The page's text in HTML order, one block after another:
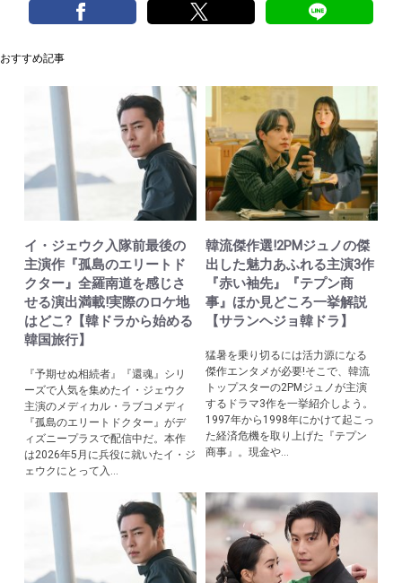
おすすめ記事
イ・ジェウク入隊前最後の
主演作『孤島のエリートド
クター』全羅南道を感じさ
せる演出満載!実際のロケ地
はどこ?【韓ドラから始める
韓国旅行】
『予期せぬ相続者』『還魂』シリ
ーズで人気を集めたイ・ジェウク
主演のメディカル・ラブコメディ
『孤島のエリートドクター』がデ
ィズニープラスで配信中だ。本作
は2026年5月に兵役に就いたイ・ジ
ェウクにとって入...
韓流傑作選!2PMジュノの傑
出した魅力あふれる主演3作
『赤い袖先』『テプン商
事』ほか見どころ一挙解説
【サランヘジョ韓ドラ】
猛暑を乗り切るには活力源になる
傑作エンタメが必要!そこで、韓流
トップスターの2PMジュノが主演
するドラマ3作を一挙紹介しよう。
1997年から1998年にかけて起こっ
た経済危機を取り上げた『テプン
商事』。現金や...